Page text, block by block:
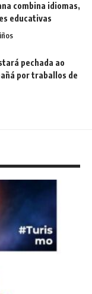
combina idiomas,
educativas
pechada ao
por traballos de